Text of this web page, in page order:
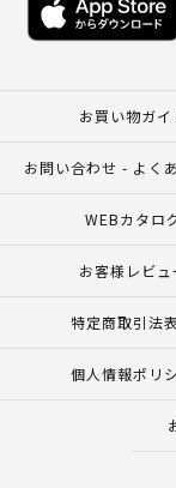
お買い物ガイ
お問い合わせ - よく
WEBカタロ
お客様レビュ
特定商取引法
個人情報ポリ